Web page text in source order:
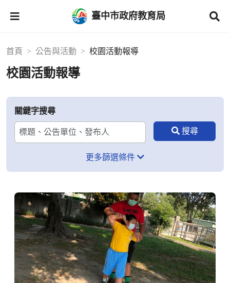
臺中市政府教育局
首頁 公告與活動 校園活動報導
校園活動報導
關鍵字搜尋
更多篩選條件